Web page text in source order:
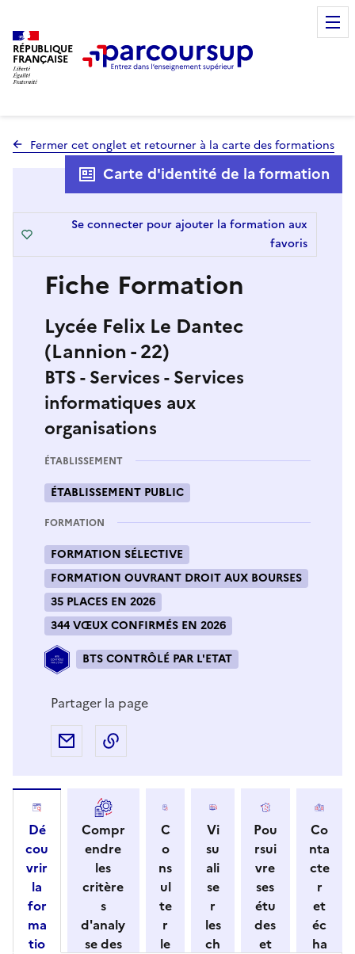
RÉPUBLIQUE
FRANÇAISE
Fermer cet onglet et retourner à la carte des formations
Fiche Formation
Lycée Felix Le Dantec
(Lannion - 22)
BTS - Services - Services
informatiques aux
organisations
Carte d'identité de la formation
Se connecter pour ajouter la formation aux
favoris
ÉTABLISSEMENT
ÉTABLISSEMENT PUBLIC
FORMATION
FORMATION SÉLECTIVE
FORMATION OUVRANT DROIT AUX BOURSES
35 PLACES EN 2026
344 VŒUX CONFIRMÉS EN 2026
BTS CONTRÔLÉ PAR L'ETAT
Partager la page
Partager par e-mail
Dé
cou
vrir
la
for
ma
tio
Compr
endre
les
critère
s
d'analy
se des
C
o
ns
ul
te
r
le
Vi
su
ali
se
r
les
ch
Pou
rsui
vre
ses
étu
des
et
Co
nta
cte
r
et
éc
ha